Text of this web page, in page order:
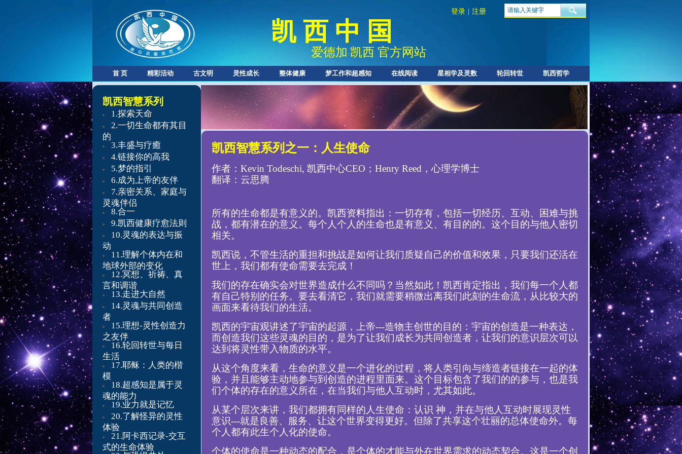
登录 注册
爱德加 · 凯西 官方网站
凯 西 中 国
首 页 精彩活动 古文明 灵性成长 整体健康 梦工作和超感知 在线阅读 星相学及灵数 轮回转世 凯西哲学
凯西智慧系列
​1.探索天命
​2.一切生命都有其目
的
3.丰盛与疗癒
4.链接你的高我
5.梦的指引
6.成为上帝的友伴
7.亲密关系、家庭与
灵魂伴侣
8.合一
9.凯西健康疗愈法则
10.灵魂的表达与振
动
11.理解个体内在和
地球外部的变化
12.冥想、祈祷、真
言和调谐
13.走进大自然
14.灵魂与共同创造
者
15.理想-灵性创造力
之友伴
16.轮回转世与每日
生活
17.耶稣：人类的楷
模
18.超感知是属于灵
魂的能力
19.业力就是记忆
20.了解怪异的灵性
体验
21.阿卡西记录-交互
式的生命体验
凯西智慧系列之一：人生使命
作者：Kevin Todeschi, 凯西中心CEO；Henry Reed，心理学博士
翻译：云思腾
所有的生命都是有意义的。凯西资料指出：一切存有，包括一切经历、互动、困难与挑
战，都有潜在的意义。每个人个人的生命也是有意义、有目的的。这个目的与他人密切
相关。
凯西说，不管生活的重担和挑战是如何让我们质疑自己的价值和效果，只要我们还活在
世上，我们都有使命需要去完成！
我们的存在确实会对世界造成什么不同吗？当然如此！凯西肯定指出，我们每一个人都
有自己特别的任务。要去看清它，我们就需要稍微出离我们此刻的生命流，从比较大的
画面来看待我们的生活。
凯西的宇宙观讲述了宇宙的起源，上帝---造物主创世的目的：宇宙的创造是一种表达，
而创造我们这些灵魂的目的，是为了让我们成长为共同创造者，让我们的意识层次可以
达到将灵性带入物质的水平。
从这个角度来看，生命的意义是一个进化的过程，将人类引向与缔造者链接在一起的体
验，并且能够主动地参与到创造的进程里面来。这个目标包含了我们的的参与，也是我
们个体的存在的意义所在，在当我们与他人互动时，尤其如此。
从某个层次来讲，我们都拥有同样的人生使命：认识 神，并在与他人互动时展现灵性
意识---就是良善、服务、让这个世界变得更好。但除了共享这个壮丽的总体使命外。每
个人都有此生个人化的使命。
个体的使命是一种动态的配合，是个体的才能与外在世界需求的动态契合。这是一个创